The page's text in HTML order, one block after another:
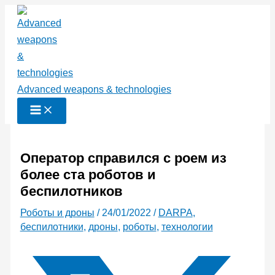
Перейти
содержимому
Advanced weapons & technologies
Оператор справился с роем из
более ста роботов и
беспилотников
Роботы и дроны / 24/01/2022 / DARPA,
беспилотники, дроны, роботы, технологии